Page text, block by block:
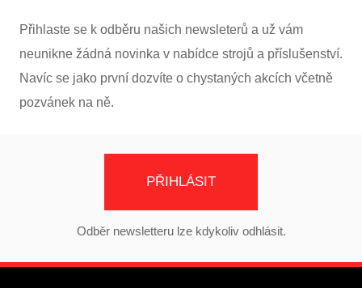
Přihlaste se k odběru našich newsleterů a už vám
neunikne žádná novinka v nabídce strojů a příslušenství.
Navíc se jako první dozvíte o chystaných akcích včetně
pozvánek na ně.
PŘIHLÁSIT
Odběr newsletteru lze kdykoliv odhlásit.